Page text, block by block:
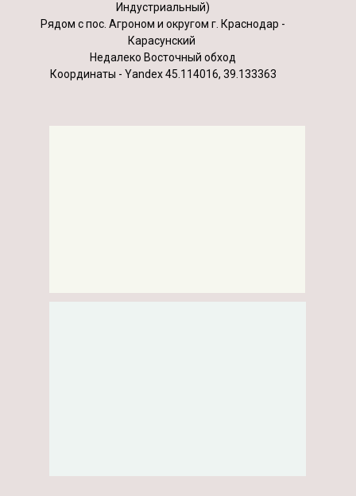
Индустриальный)
Рядом с пос. Агроном и округом г. Краснодар -
Карасунский
Недалеко Восточный обход
Координаты - Yandex 45.114016, 39.133363